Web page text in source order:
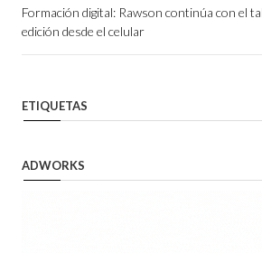
Formación digital: Rawson continúa con el
edición desde el celular
ETIQUETAS
ADWORKS